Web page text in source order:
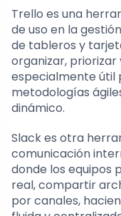
Trello es una
de uso en la
de tableros y
organizar,
especialmente útil
metodologías
dinámico.
Slack es otra
comunicación
donde los equipos
real, compartir
por canales,